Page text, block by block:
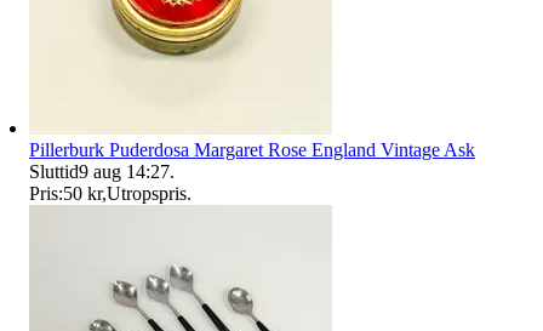
Pillerburk Puderdosa Margaret Rose England Vintage Ask
Sluttid9 aug 14:27.
Pris:50 kr,Utropspris.